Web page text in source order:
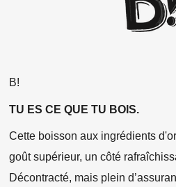
B!
TU ES CE QUE TU BOIS.
Cette boisson aux ingrédients
goût supérieur, un côté
Décontracté, mais plein